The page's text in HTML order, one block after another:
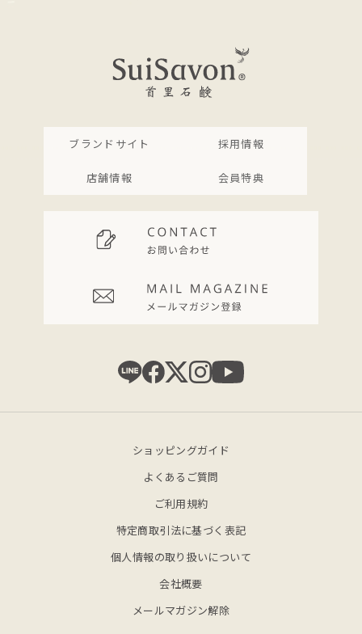
ブランドサイト 採用情報
店舗情報 会員特典
ショッピングガイド
よくあるご質問
ご利用規約
特定商取引法に基づく表記
個人情報の取り扱いについて
会社概要
メールマガジン解除